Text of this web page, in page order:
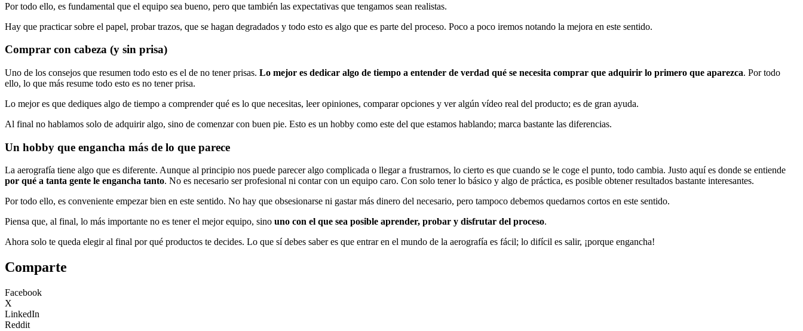
Por todo ello, es fundamental que el equipo sea bueno, pero que también las expectativas que tengamos sean realistas.
Hay que practicar sobre el papel, probar trazos, que se hagan degradados y todo esto es algo que es parte del proceso. Poco a poco iremos notando la mejora en este sentido.
Comprar con cabeza (y sin prisa)
Uno de los consejos que resumen todo esto es el de no tener prisas. Lo mejor es dedicar algo de tiempo a entender de verdad qué se necesita comprar que adquirir lo primero que aparezca. Por todo
ello, lo que más resume todo esto es no tener prisa.
Lo mejor es que dediques algo de tiempo a comprender qué es lo que necesitas, leer opiniones, comparar opciones y ver algún vídeo real del producto; es de gran ayuda.
Al final no hablamos solo de adquirir algo, sino de comenzar con buen pie. Esto es un hobby como este del que estamos hablando; marca bastante las diferencias.
Un hobby que engancha más de lo que parece
La aerografía tiene algo que es diferente. Aunque al principio nos puede parecer algo complicada o llegar a frustrarnos, lo cierto es que cuando se le coge el punto, todo cambia. Justo aquí es donde se entiende
por qué a tanta gente le engancha tanto. No es necesario ser profesional ni contar con un equipo caro. Con solo tener lo básico y algo de práctica, es posible obtener resultados bastante interesantes.
Por todo ello, es conveniente empezar bien en este sentido. No hay que obsesionarse ni gastar más dinero del necesario, pero tampoco debemos quedarnos cortos en este sentido.
Piensa que, al final, lo más importante no es tener el mejor equipo, sino uno con el que sea posible aprender, probar y disfrutar del proceso.
Ahora solo te queda elegir al final por qué productos te decides. Lo que sí debes saber es que entrar en el mundo de la aerografía es fácil; lo difícil es salir, ¡porque engancha!
Comparte
Facebook
X
LinkedIn
Reddit